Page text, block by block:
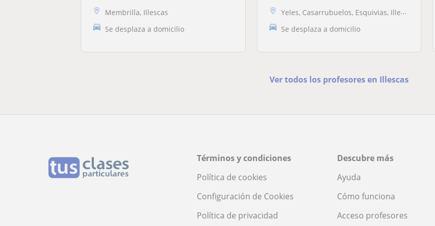
Membrilla, Illescas
Se desplaza a domicilio
Yeles, Casarrubuelos, Esquivias, Illescas
Se desplaza a domicilio
Ver todos los profesores en Illescas
Términos y condiciones
Política de cookies
Configuración de Cookies
Política de privacidad
Descubre más
Ayuda
Cómo funciona
Acceso profesores